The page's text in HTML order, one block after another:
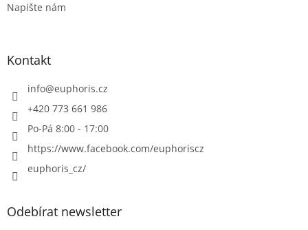
Napište nám
Kontakt
info@euphoris.cz
+420 773 661 986
Po-Pá 8:00 - 17:00
https://www.facebook.com/euphoriscz
euphoris_cz/
Odebírat newsletter